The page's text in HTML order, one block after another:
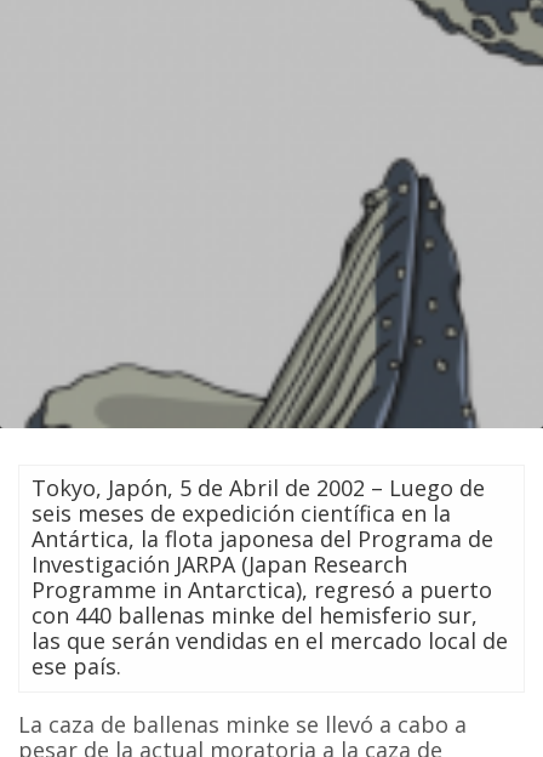
Tokyo, Japón, 5 de Abril de 2002 – Luego de
seis meses de expedición científica en la
Antártica, la flota japonesa del Programa de
Investigación JARPA (Japan Research
Programme in Antarctica), regresó a puerto
con 440 ballenas minke del hemisferio sur,
las que serán vendidas en el mercado local de
ese país.
La caza de ballenas minke se llevó a cabo a
pesar de la actual moratoria a la caza de